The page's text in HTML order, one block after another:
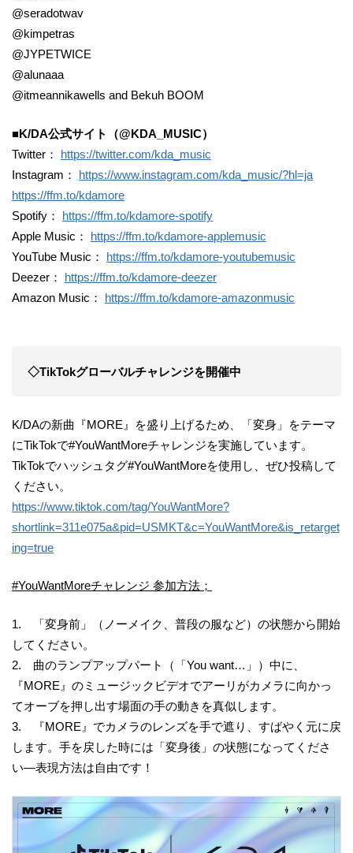
@seradotwav
@kimpetras
@JYPETWICE
@alunaaa
@itmeannikawells and Bekuh BOOM
■K/DA公式サイト（@KDA_MUSIC）
Twitter： https://twitter.com/kda_music
Instagram： https://www.instagram.com/kda_music/?hl=ja
https://ffm.to/kdamore
Spotify： https://ffm.to/kdamore-spotify
Apple Music： https://ffm.to/kdamore-applemusic
YouTube Music： https://ffm.to/kdamore-youtubemusic
Deezer： https://ffm.to/kdamore-deezer
Amazon Music： https://ffm.to/kdamore-amazonmusic
◇TikTokグローバルチャレンジを開催中
K/DAの新曲『MORE』を盛り上げるため、「変身」をテーマ
にTikTokで#YouWantMoreチャレンジを実施しています。
TikTokでハッシュタグ#YouWantMoreを使用し、ぜひ投稿して
ください。
https://www.tiktok.com/tag/YouWantMore?
shortlink=311e075a&pid=USMKT&c=YouWantMore&is_retarget
ing=true
#YouWantMoreチャレンジ 参加方法；
1. 「変身前」（ノーメイク、普段の服など）の状態から開始
してください。
2. 曲のランプアップパート（「You want…」）中に、
『MORE』のミュージックビデオでアーリがカメラに向かっ
てオーブを押し出す場面の手の動きを真似します。
3. 『MORE』でカメラのレンズを手で遮り、すばやく元に戻
します。手を戻した時には「変身後」の状態になってくださ
い—表現方法は自由です！